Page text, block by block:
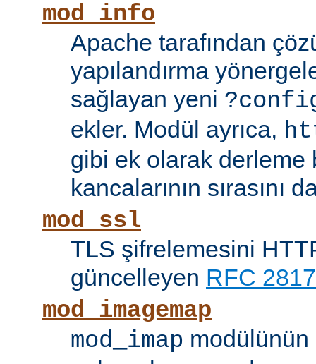
mod_info
Apache tarafından
yapılandırma
sağlayan yeni
ekler. Modül ayrıca,
gibi ek olarak derleme
kancalarının sırasını
mod_ssl
TLS şifrelemesini
güncelleyen RFC 2817
mod_imagemap
mod_imap modülünün